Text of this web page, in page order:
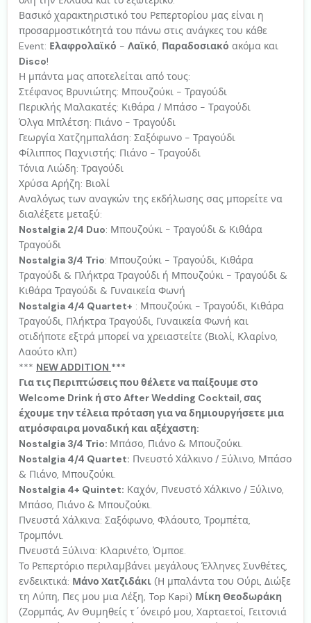
Βασικό χαρακτηριστικό του Ρεπερτορίου μας είναι η
προσαρμοστικότητά του πάνω στις ανάγκες του κάθε
Event: Ελαφρολαϊκό - Λαϊκό Παραδοσιακό ακόμα και
Disco!
Η μπάντα μας αποτελείται από τους:
Στέφανος Βρυνιώτης: Μπουζούκι - Τραγούδι
Περικλής Μαλακατές: Κιθάρα / Μπάσο - Τραγούδι
Όλγα Μπλέτση: Πιάνο - Τραγούδι
Γεωργία Χατζημπαλάση: Σαξόφωνο - Τραγούδι
Φίλιππος Παχνιστής: Πιάνο - Τραγούδι
Τόνια Λιώδη: Τραγούδι
Χρύσα Αρήζη: Βιολί
Αναλόγως των αναγκών της εκδήλωσης σας μπορείτε να
διαλέξετε μεταξύ:
Nostalgia 2/4 Duo: Μπουζούκι - Τραγούδι & Κιθάρα
Τραγούδι
Nostalgia 3/4 Trio: Μπουζούκι - Τραγούδι, Κιθάρα
Τραγούδι & Πλήκτρα Τραγούδι ή Μπουζούκι - Τραγούδι &
Κιθάρα Τραγούδι & Γυναικεία Φωνή
Nostalgia 4/4 Quartet+ : Μπουζούκι - Τραγούδι, Κιθάρα
Τραγούδι, Πλήκτρα Τραγούδι, Γυναικεία Φωνή και
οτιδήποτε εξτρά μπορεί να χρειαστείτε (Βιολί, Κλαρίνο,
Λαούτο κλπ)
*** NEW ΑDDITION ***
Για τις Περιπτώσεις που θέλετε να παίξουμε στο
Welcome Drink ή στο After Wedding Cocktail, σας
έχουμε την τέλεια πρόταση για να δημιουργήσετε μια
ατμόσφαιρα μοναδική και αξέχαστη:
Nostalgia 3/4 Trio: Μπάσο, Πιάνο & Μπουζούκι.
Nostalgia 4/4 Quartet: Πνευστό Χάλκινο / Ξύλινο, Μπάσο
& Πιάνο, Μπουζούκι.
Nostalgia 4+ Quintet: Καχόν, Πνευστό Χάλκινο / Ξύλινο,
Μπάσο, Πιάνο & Μπουζούκι.
Πνευστά Χάλκινα: Σαξόφωνο, Φλάουτο, Τρομπέτα,
Τρομπόνι.
Πνευστά Ξύλινα: Κλαρινέτο, Όμποε.
Το Ρεπερτόριο περιλαμβάνει μεγάλους Έλληνες Συνθέτες,
ενδεικτικά: Μάνο Χατζιδάκι (Η μπαλάντα του Ούρι, Διώξε
τη Λύπη, Πες μου μια Λέξη, Top Kapi) Μίκη Θεοδωράκη
(Ζορμπάς, Αν Θυμηθείς τ΄όνειρό μου, Χαρταετοί, Γειτονιά